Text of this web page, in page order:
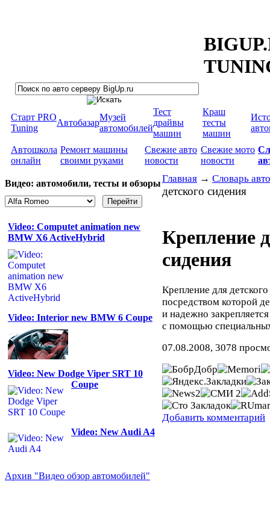
Старт PRO
Tuning
Автобазар
Музей
автомобилей
Тест
драйвы
машин
Краш
тесты
машин
Автошкола
онлайн
Ремонт машины
своими руками
Свежие авто
новости
Свежие мото
новости
Видео: автомобили, тесты и обзоры
Video: Computet animation new
BMW X6 ActiveHybrid
Video: Interior new BMW 6 Coupe
Video: New Dodge Viper SRT 10
Coupe
Video: New Audi A4
Архив "Видео обзор автомобилей"
Главная → Словарь
детского сидения
Крепление
сидения
Крепление для
посредством которой
и надежно
с помощью
07.08.2008, 3078
Добавить комментарий